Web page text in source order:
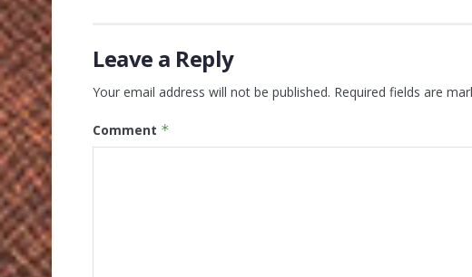
Leave a Reply
Your email address will not be published. Required fields are
Comment *